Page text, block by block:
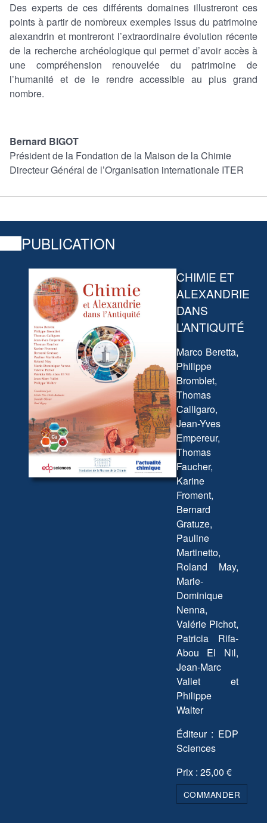
Des experts de ces différents domaines illustreront ces
points à partir de nombreux exemples issus du patrimoine
alexandrin et montreront l’extraordinaire évolution récente
de la recherche archéologique qui permet d’avoir accès à
une compréhension renouvelée du patrimoine de
l’humanité et de le rendre accessible au plus grand
nombre.
Bernard BIGOT
Président de la Fondation de la Maison de la Chimie
Directeur Général de l’Organisation internationale ITER
PUBLICATION
CHIMIE ET
ALEXANDRIE
DANS
L’ANTIQUITÉ
Marco Beretta,
Philippe
Bromblet,
Thomas
Calligaro,
Jean-Yves
Empereur,
Thomas
Faucher,
Karine
Froment,
Bernard
Gratuze,
Pauline
Martinetto,
Roland May,
Marie-
Dominique
Nenna,
Valérie Pichot,
Patricia Rifa-
Abou El Nil,
Jean-Marc
Vallet et
Philippe
Walter
Éditeur : EDP
Sciences
Prix : 25,00 €
COMMANDER